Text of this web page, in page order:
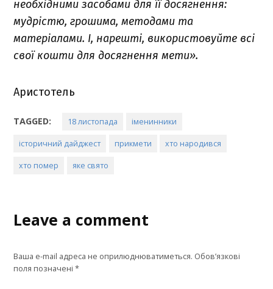
необхідними засобами для її досягнення:
мудрістю, грошима, методами та
матеріалами. І, нарешті, використовуйте всі
свої кошти для досягнення мети».
Аристотель
TAGGED: 18 листопада іменинники
історичний дайджест прикмети хто народився
хто помер яке свято
Leave a comment
Ваша e-mail адреса не оприлюднюватиметься. Обов’язкові
поля позначені*